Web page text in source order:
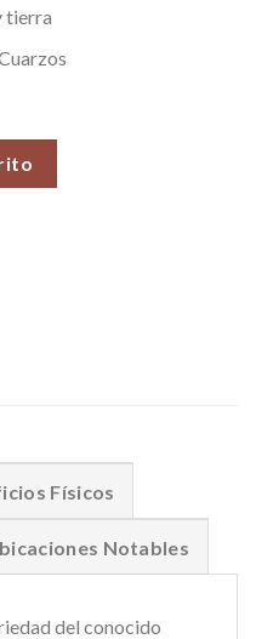
tierra
(39 gr) cantidad
Físicos
Notables
del conocido